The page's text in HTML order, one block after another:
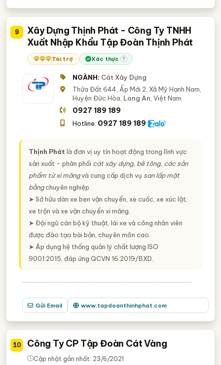
9
Xây Dựng Thịnh Phát - Công Ty TNHH
Xuất Nhập Khẩu Tập Đoàn Thịnh Phát
Tài trợ Xác thực ?
NGÀNH: Cát Xây Dựng
Thửa Đất 644, Ấp Mới 2, Xã Mỹ Hạnh Nam,
Huyện Đức Hòa, Long An , Việt Nam
0927 189 189
Hotline: 0927 189 189
Thịnh Phát là đơn vị uy tín hoạt động trong lĩnh vực
sản xuất - phân phối cát xây dựng, bê tông, các sản
phẩm từ xi măngvà cung cấp dịch vụ san lấp mặt
bằngchuyên nghiệp.
➤ Sở hữu dàn xe ben vận chuyển, xe cuốc, xe xúc lật,
xe trộn và xe vận chuyển xi măng.
➤ Đội ngũ cán bộ kỹ thuật, lái xe và công nhân viên
được đào tạo bài bản, chuyên môn cao.
➤ Áp dụng hệ thống quản lý chất lượng ISO
9001:2015, đáp ứng QCVN 16:2019/BXD.
Gửi Email www.tapdoanthinhphat.com
10 Công Ty CP Tập Đoàn Cát Vàng
Cập nhật gần nhất: 23/6/2021